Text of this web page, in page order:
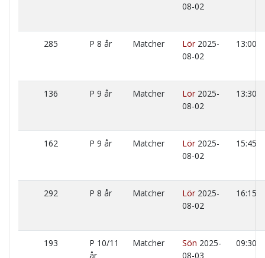
08-02
285 P 8 år Matcher Lör2025-
08-02
13:00
136 P 9 år Matcher Lör 2025-
08-02
13:30
162 P 9 år Matcher Lör2025-
08-02
15:45
292 P 8 år Matcher Lör 2025-
08-02
16:15
193
P 10/11
år
Matcher Sön 2025-
08-03
09:30